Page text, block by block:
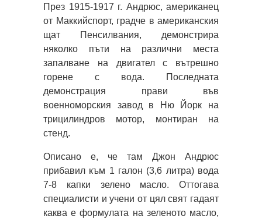
През 1915-1917 г. Андрюс, американец
от Маккийспорт, градче в американския
щат Пенсилвания, демонстрира
няколко пъти на различни места
запалване на двигател с вътрешно
горене с вода. Последната
демонстрация прави във
военноморския завод в Ню Йорк на
трицилиндров мотор, монтиран на
стенд.
Описано е, че там Джон Андрюс
прибавил към 1 галон (3,6 литра) вода
7-8 капки зелено масло. Оттогава
специалисти и учени от цял свят гадаят
каква е формулата на зеленото масло,